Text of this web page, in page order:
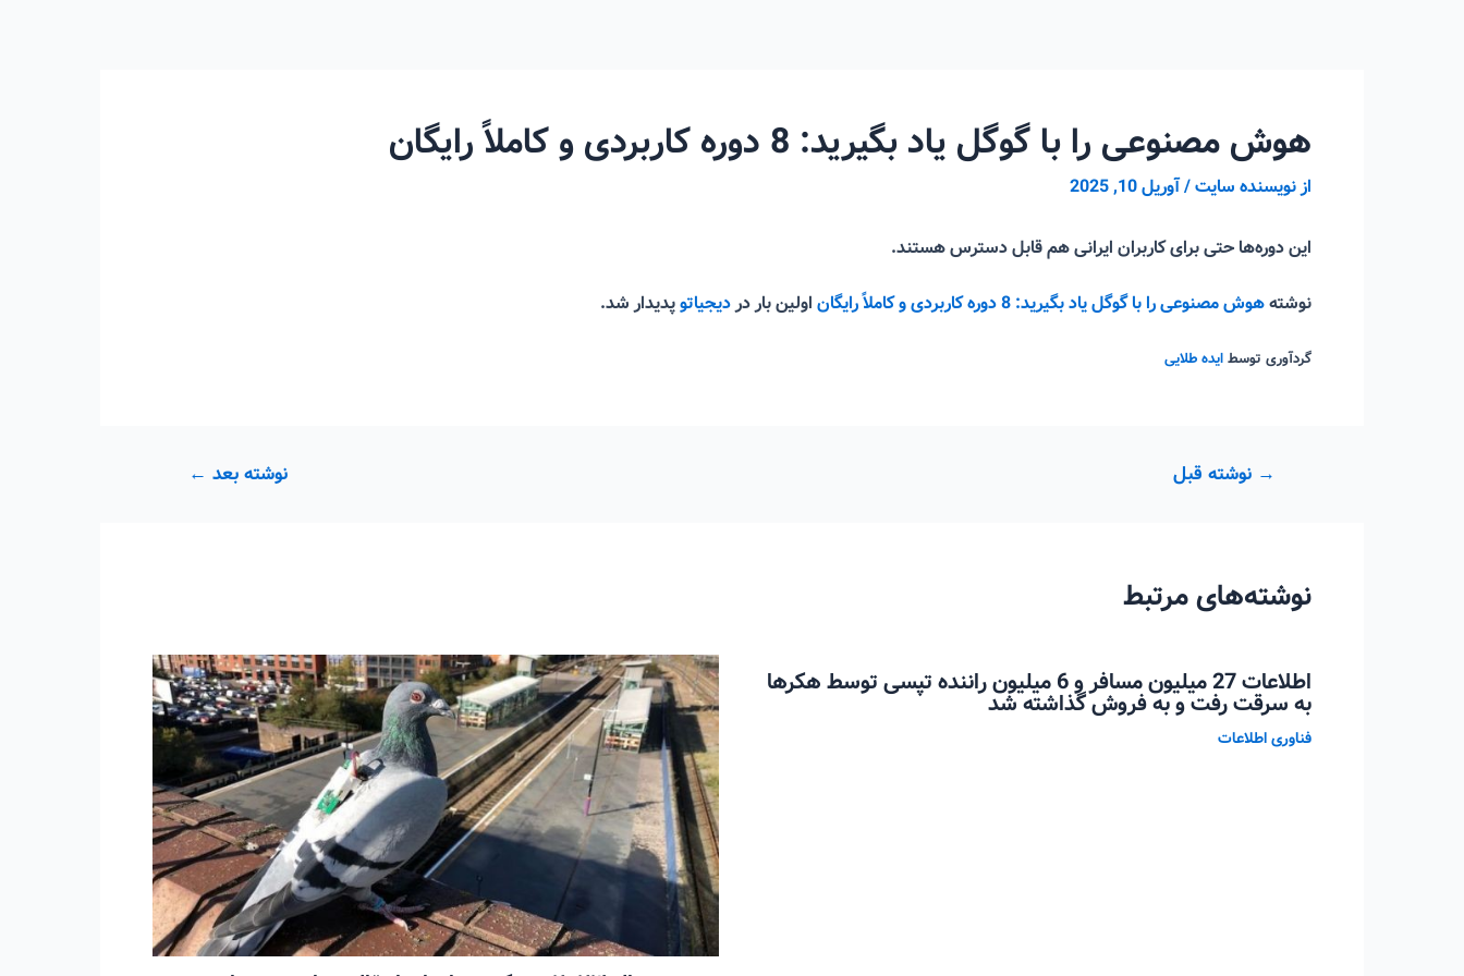
هوش مصنوعی را با گوگل یاد بگیرید: 8 دوره کاربردی و کاملاً رایگان
ازنویسنده سایت/آوریل 10, 2025
این دوره‌ها حتی برای کاربران ایرانی هم قابل دسترس هستند.
نوشتههوش مصنوعی را با گوگل یاد بگیرید: 8 دوره کاربردی و کاملاً رایگان اولین بار دردیجیاتوپدیدار شد.
گردآوری توسط ایده طلایی
راهبری
→ نوشته قبل نوشته بعد ←
نوشته‌های مرتبط
اطلاعات 27 میلیون مسافر و 6 میلیون راننده تپسی توسط هکرها
به سرقت رفت و به فروش گذاشته شد
فناوری اطلاعات